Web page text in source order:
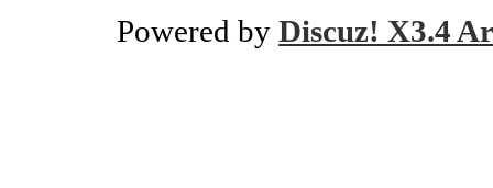
Powered by Discuz! X3.4